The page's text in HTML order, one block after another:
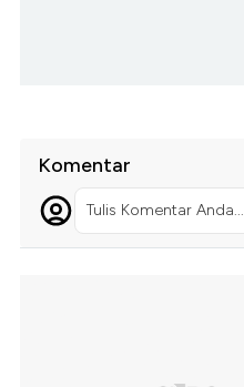
Komentar
Tulis Komentar Anda...